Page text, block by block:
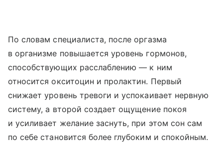
По словам специалиста, после оргазма
в организме повышается уровень гормонов,
способствующих расслаблению — к ним
относится окситоцин и пролактин. Первый
снижает уровень тревоги и успокаивает нервную
систему, а второй создает ощущение покоя
и усиливает желание заснуть, при этом сон сам
по себе становится более глубоким и спокойным.